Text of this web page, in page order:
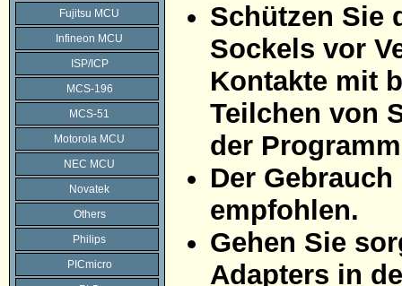
Fujitsu MCU
Infineon MCU
ISP/ICP
MCS-196
MCS-51
Motorola MCU
NEC MCU
Novatek
Others
Philips
PICmicro
Schützen Sie
Sockels vor
Kontakte mit
Teilchen von
der
Der
empfohlen.
Gehen Sie
Adapters in